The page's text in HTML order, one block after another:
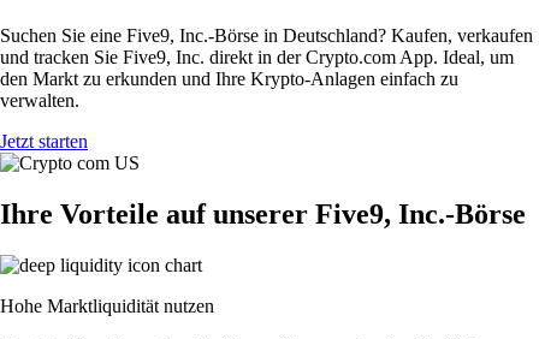
Suchen Sie eine Five9, Inc.-Börse in Deutschland? Kaufen, verkaufen
und tracken Sie Five9, Inc. direkt in der Crypto.com App. Ideal, um
den Markt zu erkunden und Ihre Krypto-Anlagen einfach zu
verwalten.
Jetzt starten
Ihre Vorteile auf unserer Five9, Inc.-Börse
Hohe Marktliquidität nutzen